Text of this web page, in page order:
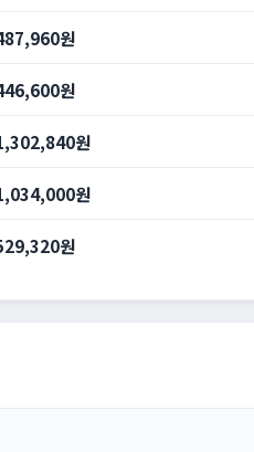
원
원
원
원
원